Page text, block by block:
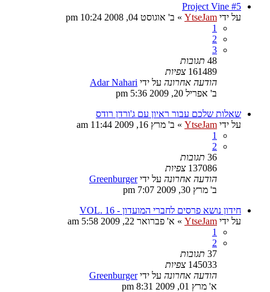
Project Vine #5
על ידי YtseJam
» ב' אוגוסט 04, 2008 10:24 pm
1
2
3
48 תגובות
161489 צפיות
הודעה אחרונה על ידי Adar Nahari
ב' אפריל 20, 2009 5:36 pm
שאלות שלכם עבור ראיון עם ג'ורדן רודס
על ידי YtseJam
» ב' מרץ 16, 2009 11:44 am
1
2
36 תגובות
137086 צפיות
הודעה אחרונה על ידיGreenburger
ב' מרץ 30, 2009 7:07 pm
חידון נושא פרסים לחברי המועדון - VOL. 16
על ידי YtseJam
» א' פברואר 22, 2009 5:58 am
1
2
37 תגובות
145033 צפיות
הודעה אחרונה על ידיGreenburger
א' מרץ 01, 2009 8:31 pm